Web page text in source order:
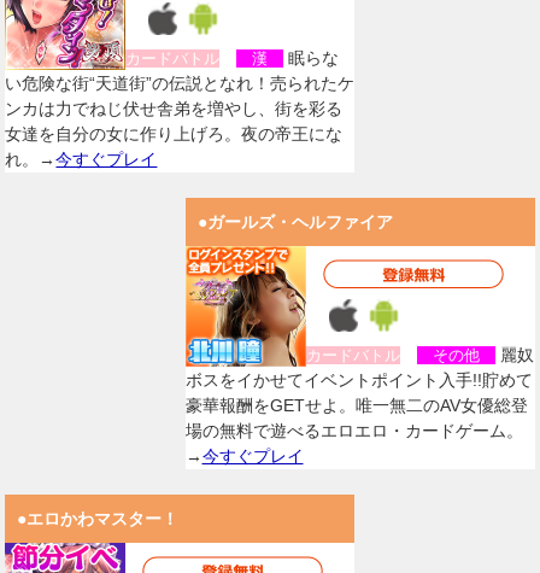
カードバトル 漢
眠らな
い危険な街“天道街”の伝説となれ！売られたケ
ンカは力でねじ伏せ舎弟を増やし、街を彩る
女達を自分の女に作り上げろ。夜の帝王にな
れ。→今すぐプレイ
●ガールズ・ヘルファイア
カードバトル その他
麗奴
ボスをイかせてイベントポイント入手!!貯めて
豪華報酬をGETせよ。唯一無二のAV女優総登
場の無料で遊べるエロエロ・カードゲーム。
→今すぐプレイ
●エロかわマスター！